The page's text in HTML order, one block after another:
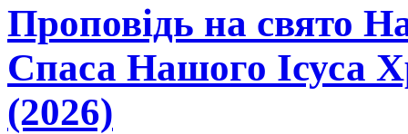
Проповідь на свято
Спаса Нашого Ісуса
(2026)